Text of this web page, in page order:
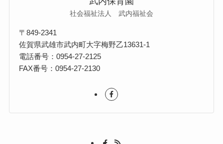
社会福祉法人 武内福祉会
〒849-2341
佐賀県武雄市武内町大字梅野乙13631-1
電話番号：0954-27-2125
FAX番号：0954-27-2130